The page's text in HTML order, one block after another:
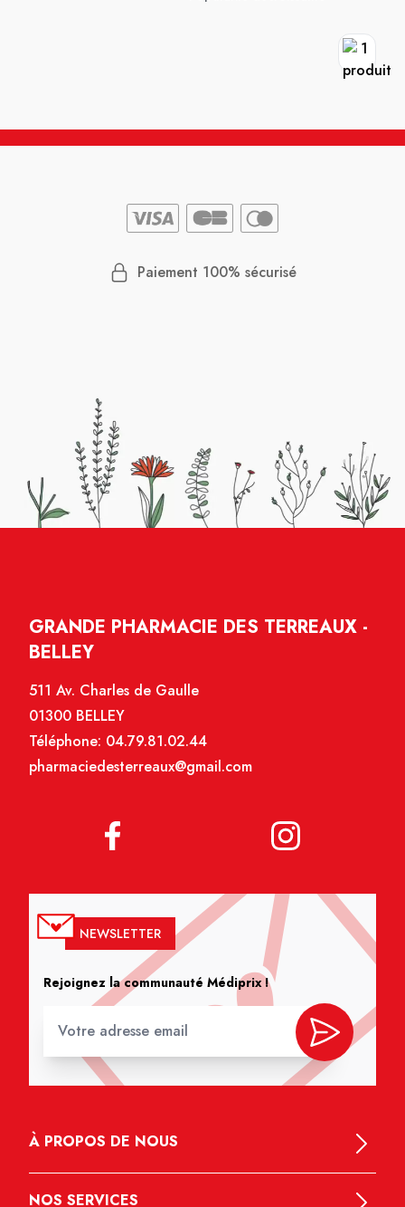
Paiement 100% sécurisé
GRANDE PHARMACIE DES TERREAUX -
BELLEY
511 Av. Charles de Gaulle
01300 BELLEY
Téléphone: 04.79.81.02.44
pharmaciedesterreaux@gmail.com
NEWSLETTER
Rejoignez la communauté Médiprix !
À PROPOS DE NOUS
NOS SERVICES